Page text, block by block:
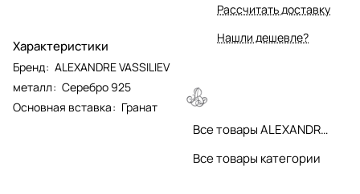
Характеристики
Бренд: ALEXANDRE VASSILIEV
металл: Серебро 925
Основная вставка: Гранат
Рассчитать доставку
Нашли дешевле?
Все товары ALEXANDRE VASSILIEV
Все товары категории